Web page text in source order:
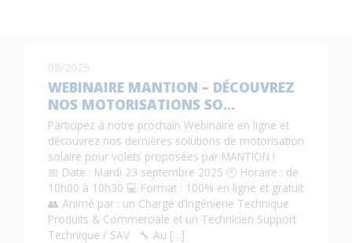
08/2025
WEBINAIRE MANTION – DÉCOUVREZ
NOS MOTORISATIONS SO…
Participez à notre prochain Webinaire en ligne et
découvrez nos dernières solutions de motorisation
solaire pour volets proposées par MANTION !
📅 Date : Mardi 23 septembre 2025 🕙 Horaire : de
10h00 à 10h30 💻 Format : 100% en ligne et gratuit
👥 Animé par : un Chargé d’Ingénierie Technique
Produits & Commerciale et un Technicien Support
Technique / SAV 🔧 Au […]